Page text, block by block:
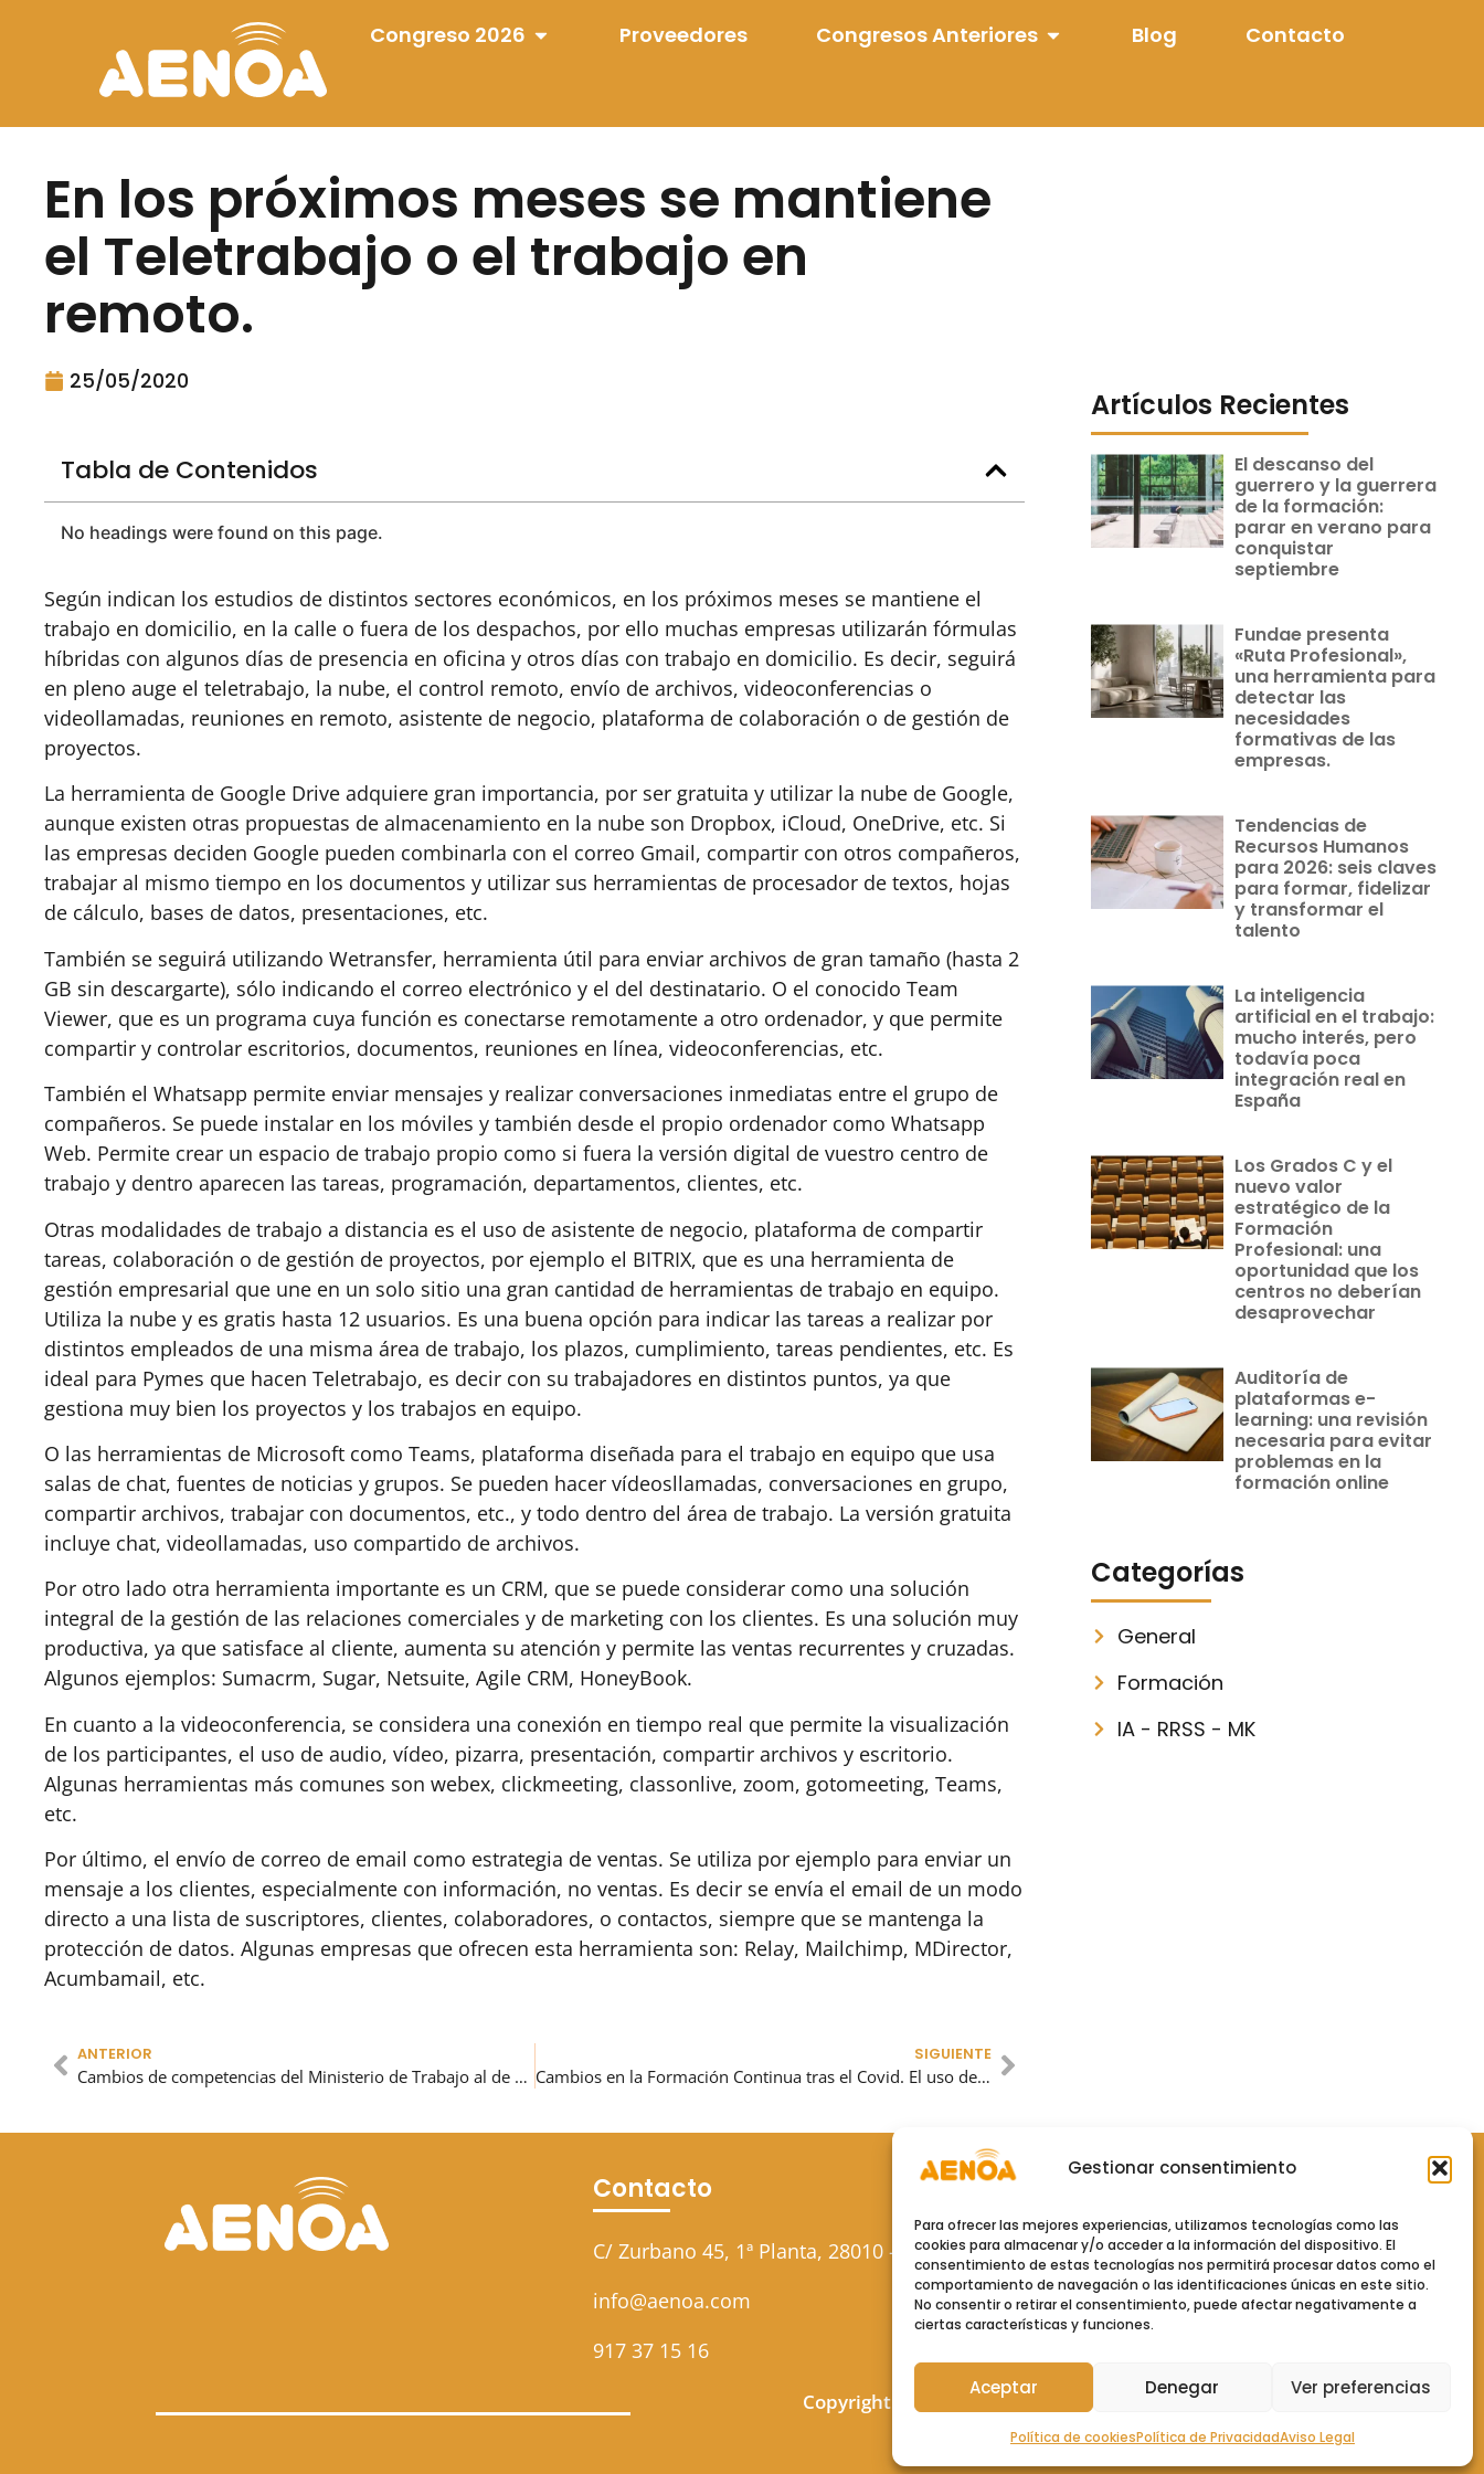
Gestionar consentimiento
Para ofrecer las mejores experiencias, utilizamos tecnologías como las
cookies para almacenar y/o acceder a la información del dispositivo. El
consentimiento de estas tecnologías nos permitirá procesar datos como el
comportamiento de navegación o las identificaciones únicas en este sitio.
No consentir o retirar el consentimiento, puede afectar negativamente a
ciertas características y funciones.
Aceptar Denegar Ver preferencias
Política de cookiesPolítica de PrivacidadAviso Legal
Congreso 2026 Proveedores Congresos Anteriores Blog Contacto
En los próximos meses se mantiene
el Teletrabajo o el trabajo en
remoto.
25/05/2020
Tabla de Contenidos
No headings were found on this page.
Según indican los estudios de distintos sectores económicos, en los próximos meses se mantiene el
trabajo en domicilio, en la calle o fuera de los despachos, por ello muchas empresas utilizarán fórmulas
híbridas con algunos días de presencia en oficina y otros días con trabajo en domicilio. Es decir, seguirá
en pleno auge el teletrabajo, la nube, el control remoto, envío de archivos, videoconferencias o
videollamadas, reuniones en remoto, asistente de negocio, plataforma de colaboración o de gestión de
proyectos.
La herramienta de Google Drive adquiere gran importancia, por ser gratuita y utilizar la nube de Google,
aunque existen otras propuestas de almacenamiento en la nube son Dropbox, iCloud, OneDrive, etc. Si
las empresas deciden Google pueden combinarla con el correo Gmail, compartir con otros compañeros,
trabajar al mismo tiempo en los documentos y utilizar sus herramientas de procesador de textos, hojas
de cálculo, bases de datos, presentaciones, etc.
También se seguirá utilizando Wetransfer, herramienta útil para enviar archivos de gran tamaño (hasta 2
GB sin descargarte), sólo indicando el correo electrónico y el del destinatario. O el conocido Team
Viewer, que es un programa cuya función es conectarse remotamente a otro ordenador, y que permite
compartir y controlar escritorios, documentos, reuniones en línea, videoconferencias, etc.
También el Whatsapp permite enviar mensajes y realizar conversaciones inmediatas entre el grupo de
compañeros. Se puede instalar en los móviles y también desde el propio ordenador como Whatsapp
Web. Permite crear un espacio de trabajo propio como si fuera la versión digital de vuestro centro de
trabajo y dentro aparecen las tareas, programación, departamentos, clientes, etc.
Otras modalidades de trabajo a distancia es el uso de asistente de negocio, plataforma de compartir
tareas, colaboración o de gestión de proyectos, por ejemplo el BITRIX, que es una herramienta de
gestión empresarial que une en un solo sitio una gran cantidad de herramientas de trabajo en equipo.
Utiliza la nube y es gratis hasta 12 usuarios. Es una buena opción para indicar las tareas a realizar por
distintos empleados de una misma área de trabajo, los plazos, cumplimiento, tareas pendientes, etc. Es
ideal para Pymes que hacen Teletrabajo, es decir con su trabajadores en distintos puntos, ya que
gestiona muy bien los proyectos y los trabajos en equipo.
O las herramientas de Microsoft como Teams, plataforma diseñada para el trabajo en equipo que usa
salas de chat, fuentes de noticias y grupos. Se pueden hacer vídeosllamadas, conversaciones en grupo,
compartir archivos, trabajar con documentos, etc., y todo dentro del área de trabajo. La versión gratuita
incluye chat, videollamadas, uso compartido de archivos.
Por otro lado otra herramienta importante es un CRM, que se puede considerar como una solución
integral de la gestión de las relaciones comerciales y de marketing con los clientes. Es una solución muy
productiva, ya que satisface al cliente, aumenta su atención y permite las ventas recurrentes y cruzadas.
Algunos ejemplos: Sumacrm, Sugar, Netsuite, Agile CRM, HoneyBook.
En cuanto a la videoconferencia, se considera una conexión en tiempo real que permite la visualización
de los participantes, el uso de audio, vídeo, pizarra, presentación, compartir archivos y escritorio.
Algunas herramientas más comunes son webex, clickmeeting, classonlive, zoom, gotomeeting, Teams,
etc.
Por último, el envío de correo de email como estrategia de ventas. Se utiliza por ejemplo para enviar un
mensaje a los clientes, especialmente con información, no ventas. Es decir se envía el email de un modo
directo a una lista de suscriptores, clientes, colaboradores, o contactos, siempre que se mantenga la
protección de datos. Algunas empresas que ofrecen esta herramienta son: Relay, Mailchimp, MDirector,
Acumbamail, etc.
ANTERIOR
Cambios de competencias del Ministerio de Trabajo al de Educación.
SIGUIENTE
Cambios en la Formación Continua tras el Covid. El uso del aula virtual.
Artículos Recientes
El descanso del
guerrero y la guerrera
de la formación:
parar en verano para
conquistar
septiembre
Fundae presenta
«Ruta Profesional»,
una herramienta para
detectar las
necesidades
formativas de las
empresas.
Tendencias de
Recursos Humanos
para 2026: seis claves
para formar, fidelizar
y transformar el
talento
La inteligencia
artificial en el trabajo:
mucho interés, pero
todavía poca
integración real en
España
Los Grados C y el
nuevo valor
estratégico de la
Formación
Profesional: una
oportunidad que los
centros no deberían
desaprovechar
Auditoría de
plataformas e-
learning: una revisión
necesaria para evitar
problemas en la
formación online
Categorías
General
Formación
IA - RRSS - MK
Contacto
C/ Zurbano 45, 1ª Planta, 28010 – Madrid
info@aenoa.com
917 37 15 16
Política de Privacidad
Aviso Legal
Política de cookies (UE)
Copyright © 2026 Aenoa
Formacion